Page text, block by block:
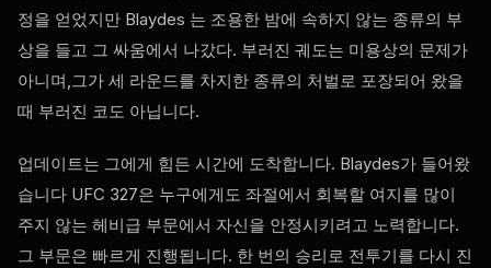
정을 얻었지만 Blaydes 는 조용한 밤에 속하지 않는 종류의 부
상을 들고 그 싸움에서 나갔다. 부러진 궤도는 미용상의 문제가
아니며,그가 세 라운드를 차지한 종류의 처벌로 포장되어 왔을
때 부러진 코도 아닙니다.
업데이트는 그에게 힘든 시간에 도착합니다. Blaydes가 들어왔
습니다 UFC 327은 누구에게도 좌절에서 회복할 여지를 많이
주지 않는 헤비급 부문에서 자신을 안정시키려고 노력합니다.
그 부문은 빠르게 진행됩니다. 한 번의 승리로 전투기를 다시 진